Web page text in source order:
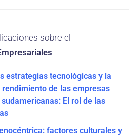
sobre el
estrategias tecnológicas y la
de las empresas
El rol de las
factores culturales y